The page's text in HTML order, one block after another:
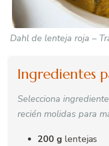
Dahl de lenteja roja –
Ingredientes
Selecciona
recién molidas para
200 g lentejas